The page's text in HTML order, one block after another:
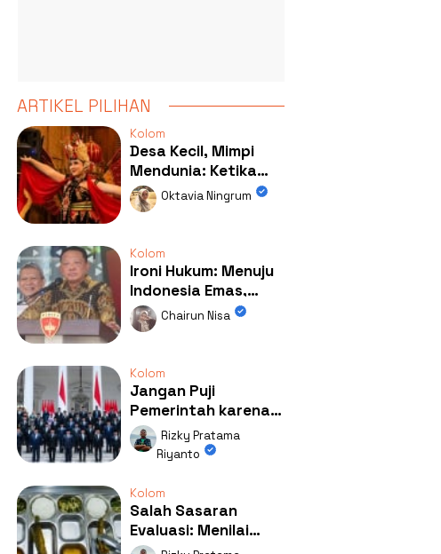
ARTIKEL PILIHAN
Kolom
Desa Kecil, Mimpi
Mendunia: Ketika
Kolaborasi
Mengubah Wajah
Oktavia Ningrum
Kolom
Ironi Hukum: Menuju
Indonesia Emas,
Ternyata Emasnya
Ada di Rumah Febrie!
Chairun Nisa
Kolom
Jangan Puji
Pemerintah karena
Kerja: Mengapa
Publik Begitu Mudah
Rizky Pratama
Riyanto
Kolom
Salah Sasaran
Evaluasi: Menilai
Program MBG Lewat